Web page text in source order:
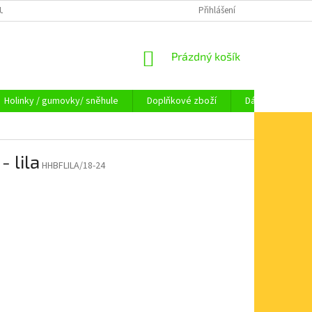
OD SMLOUVY KAMENNÁ PRODEJNA
Přihlášení
NÁKUPNÍ
Prázdný košík
Holinky / gumovky/ sněhule Doplňkové zboží Dárkové
- lila HHBFLILA/18-24